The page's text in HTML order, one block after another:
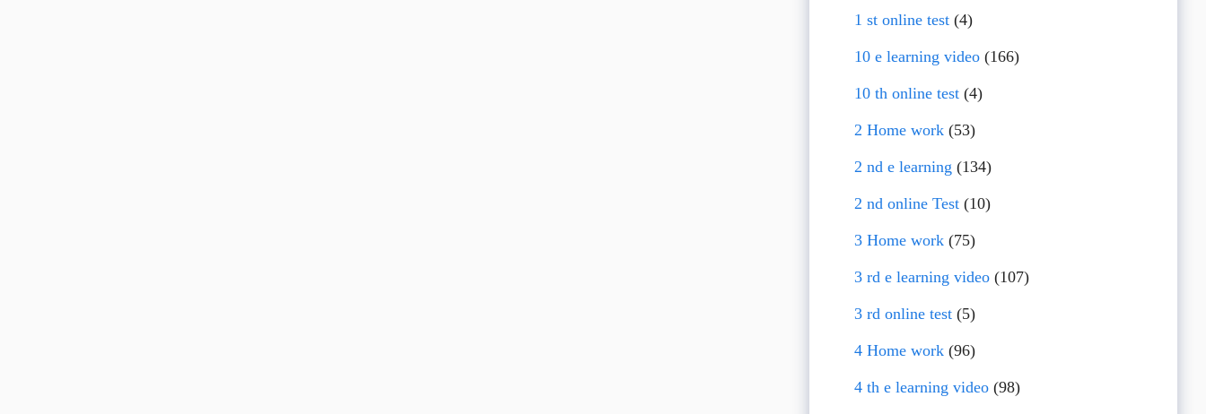
1 st online test(4)
10 e learning video(166)
10 th online test(4)
2 Home work(53)
2 nd e learning (134)
2 nd online Test(10)
3 Home work(75)
3 rd e learning video(107)
3 rd online test(5)
4 Home work(96)
4 th e learning video(98)